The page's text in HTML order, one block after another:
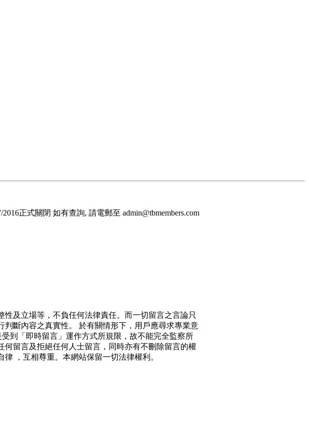
正式關閉 如有查詢, 請電郵至 admin@tbmembers.com
及立場等，不負任何法律責任。而一切留言之言論只
斷內容之真實性。 於有關情形下，用戶應尋求專業意
到「即時留言」運作方式所規限，故不能完全監察所
留言及拒絕任何人士留言，同時亦有不刪除留言的權
，互相尊重。本網站保留一切法律權利。